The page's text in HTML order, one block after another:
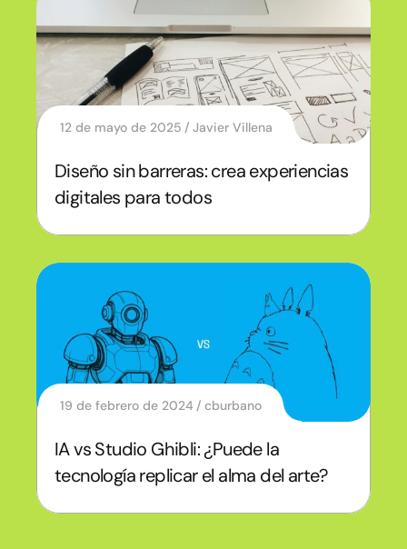
12 de mayo de 2025 Javier Villena
Diseño sin barreras: crea experiencias
digitales para todos
19 de febrero de 2024 cburbano
IA vs Studio Ghibli: ¿Puede la
tecnología replicar el alma del arte?